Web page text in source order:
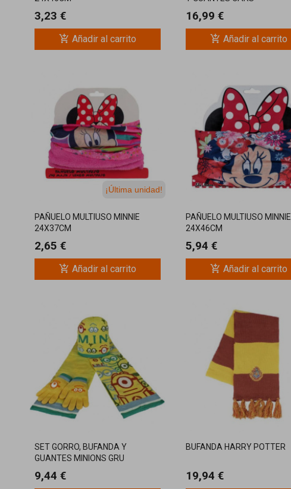
3,23 €
add_shopping_cart Añadir al carrito
16,99 €
add_shopping_cart Añadir al carrito
¡Última unidad!
PAÑUELO MULTIUSO MINNIE
24X37CM
2,65 €
add_shopping_cart Añadir al carrito
PAÑUELO MULTIUSO MINNIE
24X46CM
5,94 €
add_shopping_cart Añadir al carrito
SET GORRO, BUFANDA Y
GUANTES MINIONS GRU
9,44 €
BUFANDA HARRY POTTER
19,94 €